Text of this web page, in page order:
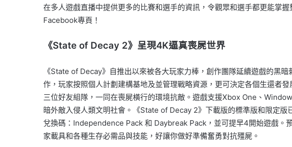
在多人遊戲直播中提供更多的比賽和選手的資訊，令觀眾和選手都更能掌
Facebook專頁！
《State of Decay 2》呈現4K逼真喪屍世界
《State of Decay》自推出以來被各大玩家力棒，創作團隊延續遊戲的黑
作，玩家按照個人計劃建構基地及並管理戰略資源，更可決定各個生還者
三位好友組隊，一同在喪屍橫行的環境抗敵。遊戲支援Xbox One、
暗外敵入侵人類文明社會。《State of Decay 2》下載版的標準版和限定
兌換碼：Independence Pack 和 Daybreak Pack，並可提早4開始遊戲
家載具和各種生存必需品與技能，好讓你做好準備奮勇對抗殭屍。